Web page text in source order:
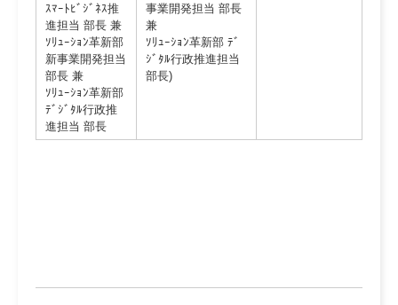
ｽﾏｰﾄﾋﾞｼﾞﾈｽ推
進担当 部長 兼
ｿﾘｭｰｼｮﾝ革新部
新事業開発担当
部長 兼
ｿﾘｭｰｼｮﾝ革新部
ﾃﾞｼﾞﾀﾙ行政推
進担当 部長
事業開発担当 部長
兼
ｿﾘｭｰｼｮﾝ革新部 ﾃﾞ
ｼﾞﾀﾙ行政推進担当
部長)